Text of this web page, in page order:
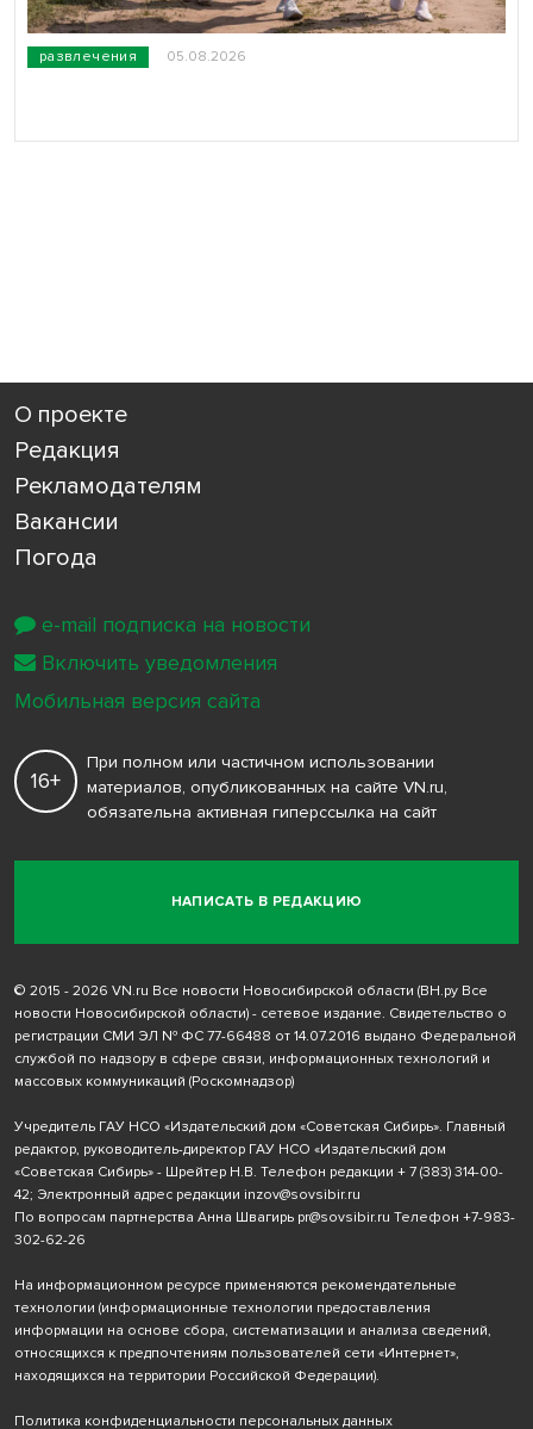
развлечения 05.08.2026
О проекте
Редакция
Рекламодателям
Вакансии
Погода
НАПИСАТЬ В РЕДАКЦИЮ
16+
При полном или частичном использовании
материалов, опубликованных на сайте VN.ru,
обязательна активная гиперссылка на сайт
© 2015 - 2026 VN.ru Все новости Новосибирской области (ВН.ру Все
новости Новосибирской области) - сетевое издание. Свидетельство о
регистрации СМИ ЭЛ № ФС 77-66488 от 14.07.2016 выдано Федеральной
службой по надзору в сфере связи, информационных технологий и
массовых коммуникаций (Роскомнадзор)
Учредитель ГАУ НСО «Издательский дом «Советская Сибирь». Главный
редактор, руководитель-директор ГАУ НСО «Издательский дом
«Советская Сибирь» - Шрейтер Н.В. Телефон редакции + 7 (383) 314-00-
42; Электронный адрес редакции inzov@sovsibir.ru
По вопросам партнерства Анна Швагирь pr@sovsibir.ru Телефон +7-983-
302-62-26
На информационном ресурсе применяются рекомендательные
технологии (информационные технологии предоставления
информации на основе сбора, систематизации и анализа сведений,
относящихся к предпочтениям пользователей сети «Интернет»,
находящихся на территории Российской Федерации).
Политика конфиденциальности персональных данных
e-mail подписка на новости
Включить уведомления
Мобильная версия сайта